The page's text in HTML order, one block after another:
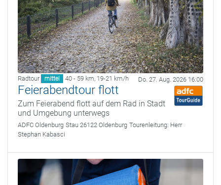
Radtour mittel 40 - 59 km, 19-21 km/h Do. 27. Aug. 2026 16:00
Feierabendtour flott
Zum Feierabend flott auf dem Rad in Stadt
und Umgebung unterwegs
ADFC Oldenburg Stau 26122 Oldenburg Tourenleitung: Herr
Stephan Kabasci